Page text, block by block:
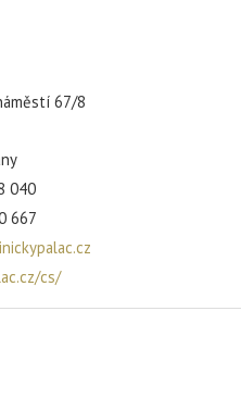
67/8
040
667
cs/